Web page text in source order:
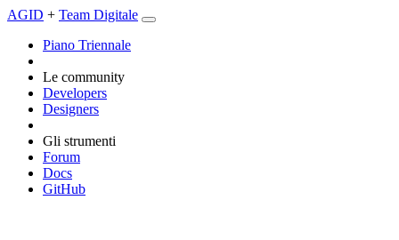
AGID + Team Digitale
Piano Triennale
Le community
Developers
Designers
Gli strumenti
Forum
Docs
GitHub